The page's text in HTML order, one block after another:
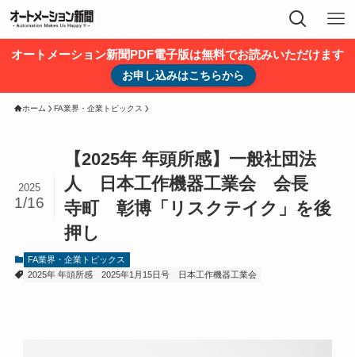
オートメーション新聞PDF電子版は無料でお読みいただけます
お申し込みはこちらから
ホーム FA業界・企業トピックス
【2025年 年頭所感】一般社団法
人 日本工作機器工業会 会長
寺町 彰博「リスクテイク」を後
押し
2025
1/16
FA業界・企業トピックス
2025年 年頭所感
2025年1月15日号 日本工作機器工業会